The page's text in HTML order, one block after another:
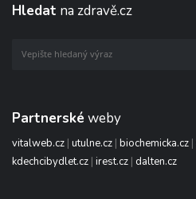
Hledat na zdravě.cz
Partnerské weby
vitalweb.cz | utulne.cz | biochemicka.cz |
kdechcibydlet.cz | irest.cz | dalten.cz